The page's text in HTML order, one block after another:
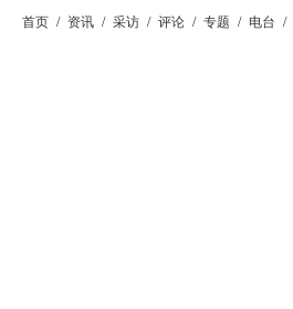
首页 / 资讯 / 采访 / 评论 / 专题 / 电台 /